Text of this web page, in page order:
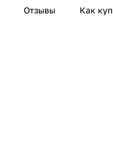
Отзывы Как